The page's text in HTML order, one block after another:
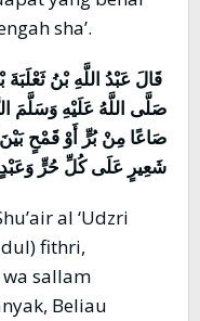
sha’.
قَالَ عَبْدُ اللَّهِ بْنُ
صَلَّى اللَّهُ عَلَيْهِ وَسَلَّمَ
صَاعًا مِنْ بُرٍّ أَوْ قَمْحٍ
شَعِيرٍ عَلَى كُلِّ حُرٍّ وَعَبْدٍ
al ‘Udzri
fithri,
sallam
Beliau